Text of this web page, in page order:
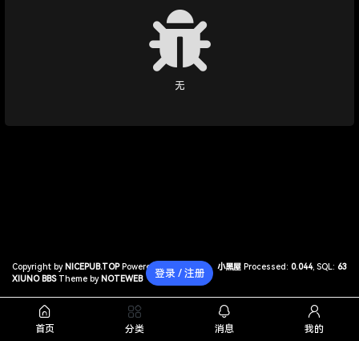
无
Copyright by NICEPUB.TOPPowered by
XIUNO BBS Theme by NOTEWEB
小黑屋 Processed: 0.044, SQL: 63
首页 分类 消息 我的
登录 / 注册